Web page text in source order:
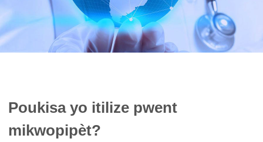
Poukisa yo itilize pwent
mikwopipèt?